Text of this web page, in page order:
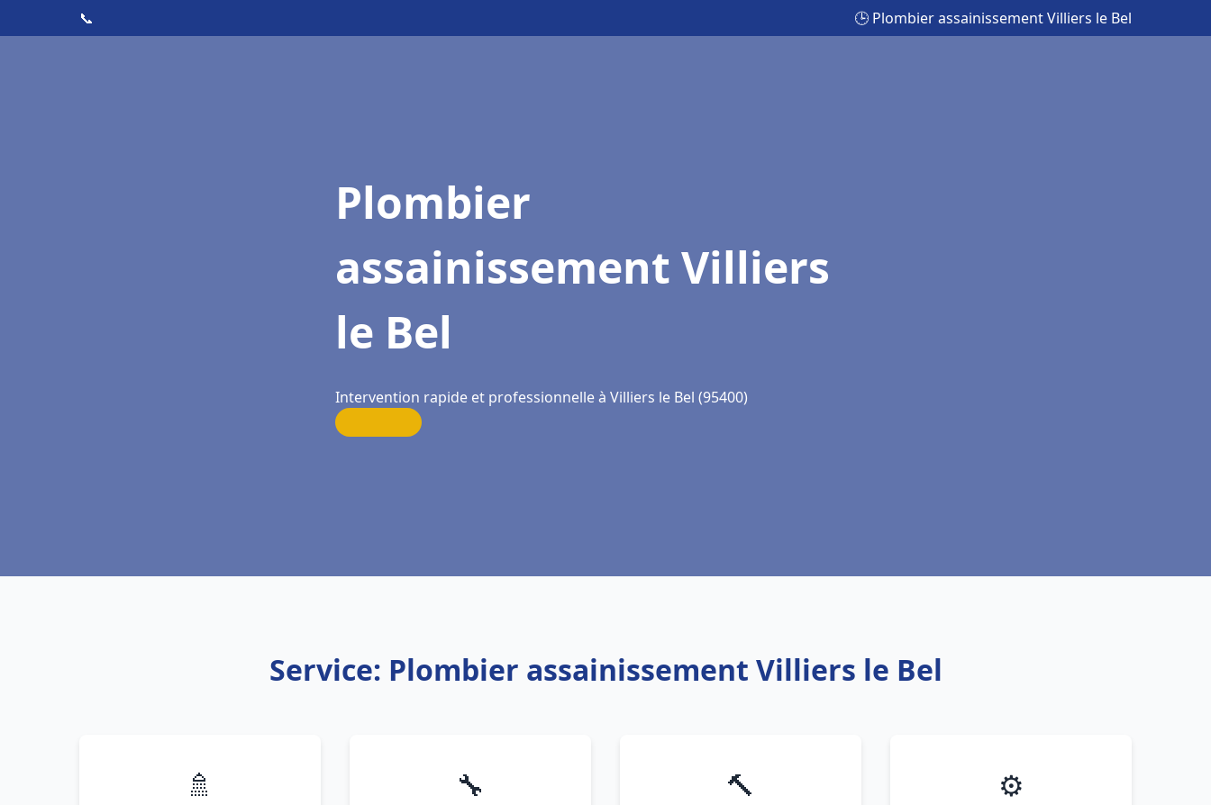
📞 🕒 Plombier assainissement Villiers le Bel
Plombier
assainissement Villiers
le Bel
Intervention rapide et professionnelle à Villiers le Bel (95400)
Service: Plombier assainissement Villiers le Bel
🚿 🔧 🔨 ⚙️